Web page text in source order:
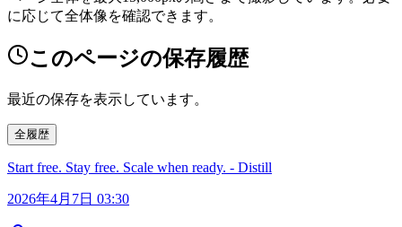
に応じて全体像を確認できます。
このページの保存履歴
最近の保存を表示しています。
全履歴
Start free. Stay free. Scale when ready. - Distill
2026年4月7日 03:30